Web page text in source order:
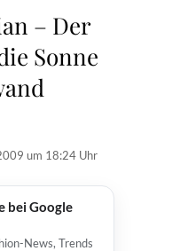
– Der
Sonne
um 18:24 Uhr
bei Google
News, Trends